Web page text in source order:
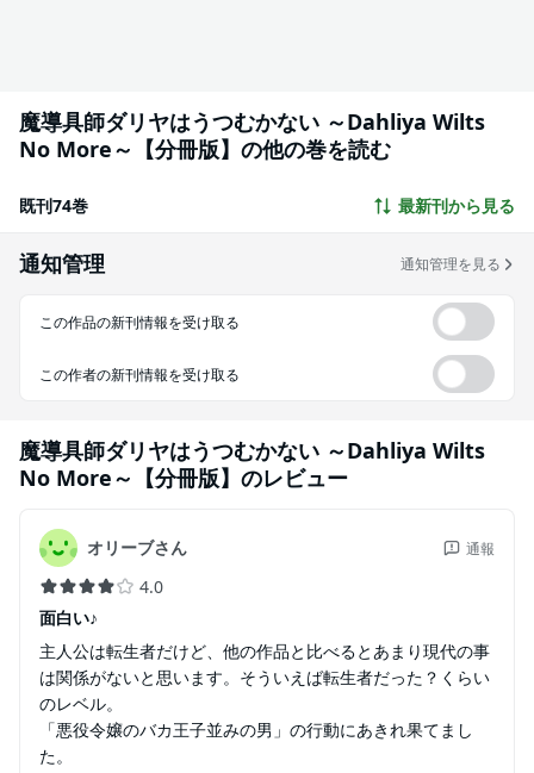
魔導具師ダリヤはうつむかない ～Dahliya Wilts
No More～【分冊版】の他の巻を読む
既刊74巻 最新刊から見る
通知管理 通知管理を見る
この作品の新刊情報を受け取る
この作者の新刊情報を受け取る
魔導具師ダリヤはうつむかない ～Dahliya Wilts
No More～【分冊版】 のレビュー
オリーブさん 通報
4.0
面白い♪
主人公は転生者だけど、他の作品と比べるとあまり現代の事
は関係がないと思います。そういえば転生者だった？くらい
のレベル。
「悪役令嬢のバカ王子並みの男」の行動にあきれ果てまし
た。